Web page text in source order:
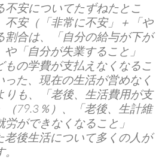
不安についてたずねたとこ
不安（「非常に不安」＋「や
割合は、「自分の給与が下が
「自分が失業すること」
もの学費が支払えなくなるこ
った、現在の生活が営めなく
りも、「老後、生活費用が支
（79.3％）、「老後、生計維
ができなくなること」
老後生活について多くの人が